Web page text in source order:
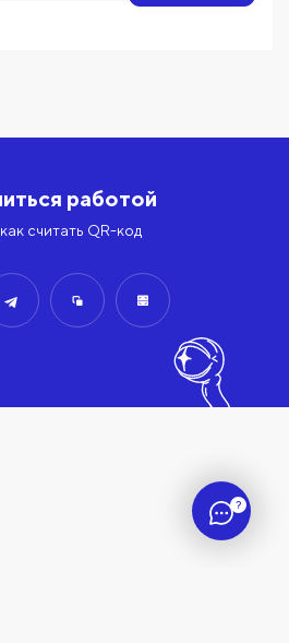
?
работой
считать QR-код